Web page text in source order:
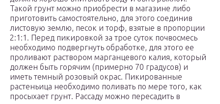
Такой грунт можно приобрести в магазине либо
приготовить самостоятельно, для этого соединив
листовую землю, песок и торф, взятые в пропорции
2:1:1. Перед пикировкой за трое суток почвосмесь
необходимо подвергнуть обработке, для этого ее
проливают раствором марганцевого калия, который
должен быть горячим (примерно 70 градусов) и
иметь темный розовый окрас. Пикированные
растеньица необходимо поливать по мере того, как
просыхает грунт. Рассаду можно пересадить в